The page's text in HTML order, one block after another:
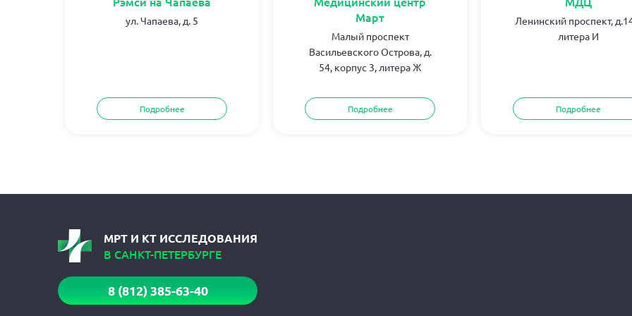
ул. Чапаева, д. 5
Подробнее
Март
Малый проспект
Васильевского Острова, д.
54, корпус 3, литера Ж
Подробнее
Ленинский проспект,
литера И
Подробнее
МРТ И КТ ИССЛЕДОВАНИЯ
В САНКТ-ПЕТЕРБУРГЕ
8 (812) 385-63-40